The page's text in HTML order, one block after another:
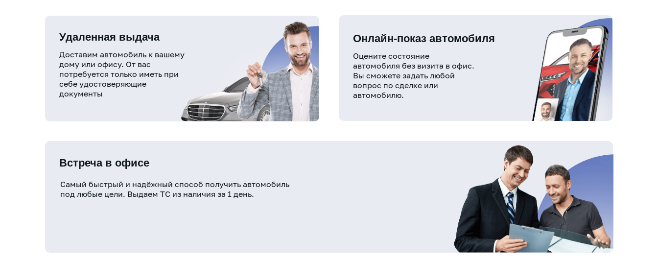
Доставим автомобиль к вашему
дому или офису. От вас
потребуется только иметь при
себе удостоверяющие
документы
Оцените состояние
автомобиля без визита в офис.
Вы сможете задать любой
вопрос по сделке или
автомобилю.
Самый быстрый и надёжный способ получить автомобиль
под любые цели. Выдаем ТС из наличия за 1 день.
Удаленная выдача Онлайн-показ автомобиля
Встреча в офисе